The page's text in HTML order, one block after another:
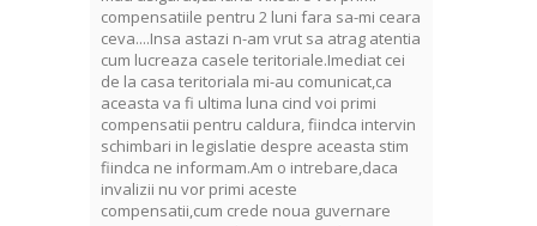
compensatiile pentru 2 luni fara sa-mi ceara
ceva....Insa astazi n-am vrut sa atrag atentia
cum lucreaza casele teritoriale.Imediat cei
de la casa teritoriala mi-au comunicat,ca
aceasta va fi ultima luna cind voi primi
compensatii pentru caldura, fiindca intervin
schimbari in legislatie despre aceasta stim
fiindca ne informam.Am o intrebare,daca
invalizii nu vor primi aceste
compensatii,cum crede noua guvernare